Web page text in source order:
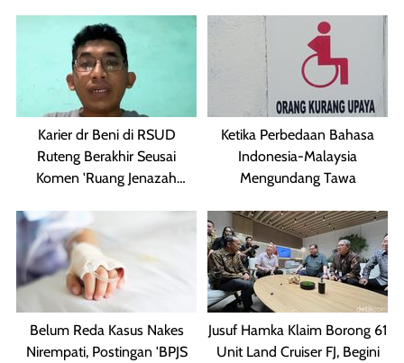
Karier dr Beni di RSUD
Ruteng Berakhir Seusai
Komen 'Ruang Jenazah
Ketika Perbedaan Bahasa
Indonesia-Malaysia
Mengundang Tawa
Belum Reda Kasus Nakes
Nirempati, Postingan 'BPJS
Jusuf Hamka Klaim Borong 61
Unit Land Cruiser FJ, Begini